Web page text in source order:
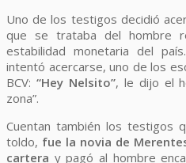
Uno de los testigos decidió
que se trataba del hombre
estabilidad monetaria del
intentó acercarse, uno de los
BCV: “Hey Nelsito”, le dijo el
zona”.
Cuentan también los testigos
toldo, fue la novia de
cartera y pagó al hombre